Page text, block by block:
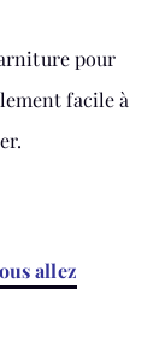
pour
facile à
allez